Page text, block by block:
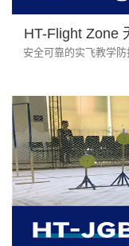
HT-Flight Zone
安全可靠的实飞教学防